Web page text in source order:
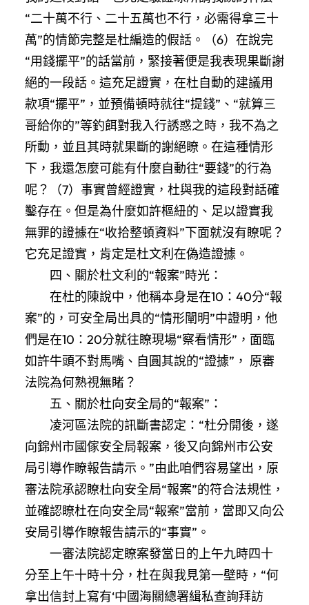
“二十萬不行、二十五萬也不行，必需得拿三十
萬”的情節完整是杜編造的假話。（6）在說完
“用錢擺平”的話當前，緊接著便是我表現果斷謝
絕的一段話。這充足證實，在杜自動的建議用
款項“擺平”，並預備頓時就往“提錢”、“就算三
哥給你的”等釣餌對我入行誘惑之時，我不為之
所動，並且其時就果斷的謝絕瞭。在這種情形
下，我還怎麼可能有什麼自動往“要錢”的行為
呢？（7）事實曾經證實，杜與我的這段對話確
鑿存在。但是為什麼如許樞紐的、足以證實我
無罪的證據在“收拾整頓資料”下面就沒有瞭呢？
它充足證實，肯定是杜文利在偽造證據。
四、關於杜文利的“報案”時光：
在杜的陳說中，他稱本身是在10：40分“報
案”的，可安全局出具的“情形闡明”中證明，他
們是在10：20分就往瞭現場“察看情形”，面臨
如許牛頭不對馬嘴、自圓其說的“證據”， 原審
法院為何熟視無睹？
五、關於杜向安全局的“報案”：
凌河區法院的訊斷書認定：“杜分開後，遂
向錦州市國傢安全局報案，後又向錦州市公安
局引導作瞭報告請示。”由此咱們容易望出，原
審法院承認瞭杜向安全局“報案”的符合法規性，
並確認瞭杜在向安全局“報案”當前，當即又向公
安局引導作瞭報告請示的“事實”。
一審法院認定瞭案發當日的上午九時四十
分至上午十時十分，杜在與我見第一壁時，“何
拿出信封上寫有‘中國海關總署緝私查詢拜訪